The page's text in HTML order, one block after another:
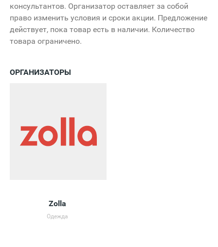
консультантов. Организатор оставляет за собой
право изменить условия и сроки акции. Предложение
действует, пока товар есть в наличии. Количество
товара ограничено.
ОРГАНИЗАТОРЫ
Zolla
Одежда